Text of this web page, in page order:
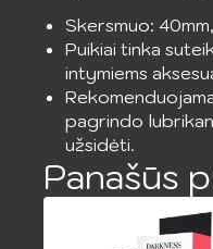
Skersmuo:
Puikiai tinka
intymiems
pagrindo
užsidėti.
Panašūs